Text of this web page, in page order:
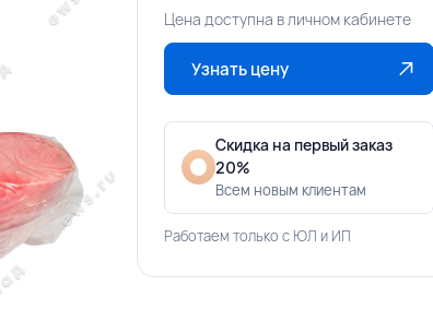
Цена доступна в личном кабинете
Узнать цену
Скидка на первый заказ
20%
Всем новым клиентам
Работаем только с ЮЛ и ИП